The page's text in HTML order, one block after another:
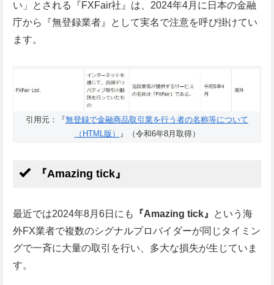
い」とされる『FXFair社』は、2024年4月に日本の金融
庁から『無登録業者』として実名で注意を呼び掛けてい
ます。
引用元：『無登録で金融商品取引業を行う者の名称等について
（HTML版） 』（令和6年8月取得）
『Amazing tick』
最近では2024年8月6日にも 『Amazing tick』
という海
外FX業者で複数のシグナルプロバイダーが同じタイミン
グで一斉に大量の取引を行い、多大な損失が生じていま
す。